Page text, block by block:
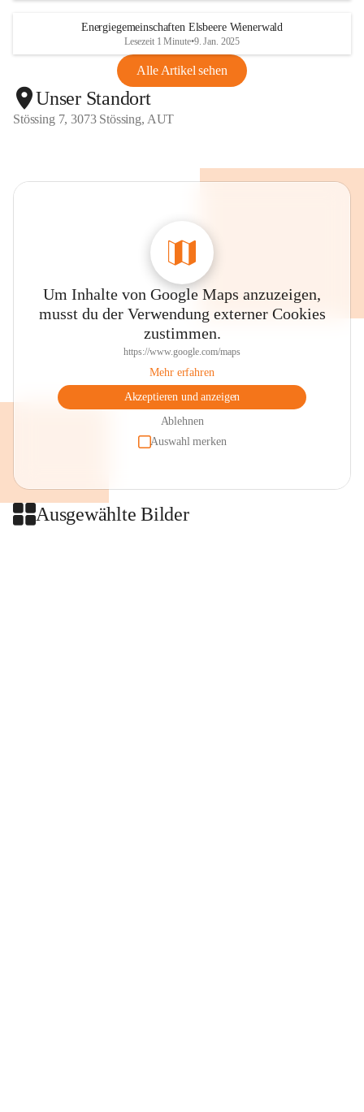
Energiegemeinschaften Elsbeere Wienerwald
Lesezeit 1 Minute•9. Jan. 2025
Alle Artikel sehen
Unser Standort
Stössing 7, 3073 Stössing, AUT
Um Inhalte von Google Maps anzuzeigen,
musst du der Verwendung externer Cookies
zustimmen.
https://www.google.com/maps
Mehr erfahren
Akzeptieren und anzeigen
Ablehnen
Auswahl merken
Ausgewählte Bilder